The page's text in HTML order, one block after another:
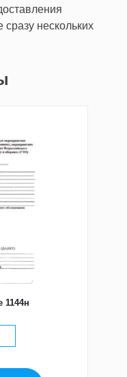
сразу нескольких
1144н